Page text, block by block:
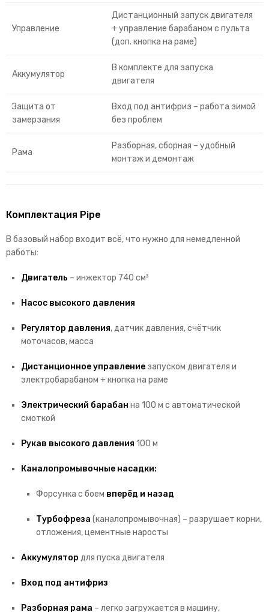
Управление
Дистанционный запуск двигателя
+ управление барабаном с пульта
(доп. кнопка на раме)
Аккумулятор
В комплекте для запуска
двигателя
Защита от
замерзания
Вход под антифриз – работа зимой
без проблем
Рама
Разборная, сборная – удобный
монтаж и демонтаж
Комплектация Pipe
В базовый набор входит всё, что нужно для немедленной
работы:
Двигатель – инжектор 740 см³
Насос высокого давления
Регулятор давления, датчик давления, счётчик
моточасов, масса
Дистанционное управление запуском двигателя и
электробарабаном + кнопка на раме
Электрический барабан на 100 м с автоматической
смоткой
Рукав высокого давления 100 м
Каналопромывочные насадки:
Форсунка с боем вперёд и назад
Турбофреза (каналопромывочная) – разрушает корни,
отложения, цементные наросты
Аккумулятор для пуска двигателя
Вход под антифриз
Разборная рама – легко загружается в машину,